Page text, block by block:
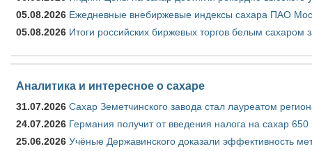
05.08.2026 Ежедневные внебиржевые индексы сахара ПАО
05.08.2026 Итоги российских биржевых торгов белым сахаром
Аналитика и интересное о сахаре
31.07.2026 Сахар Земетчинского завода стал лауреатом
24.07.2026 Германия получит от введения налога на сахар
25.06.2026 Учёные Державинского доказали эффективность